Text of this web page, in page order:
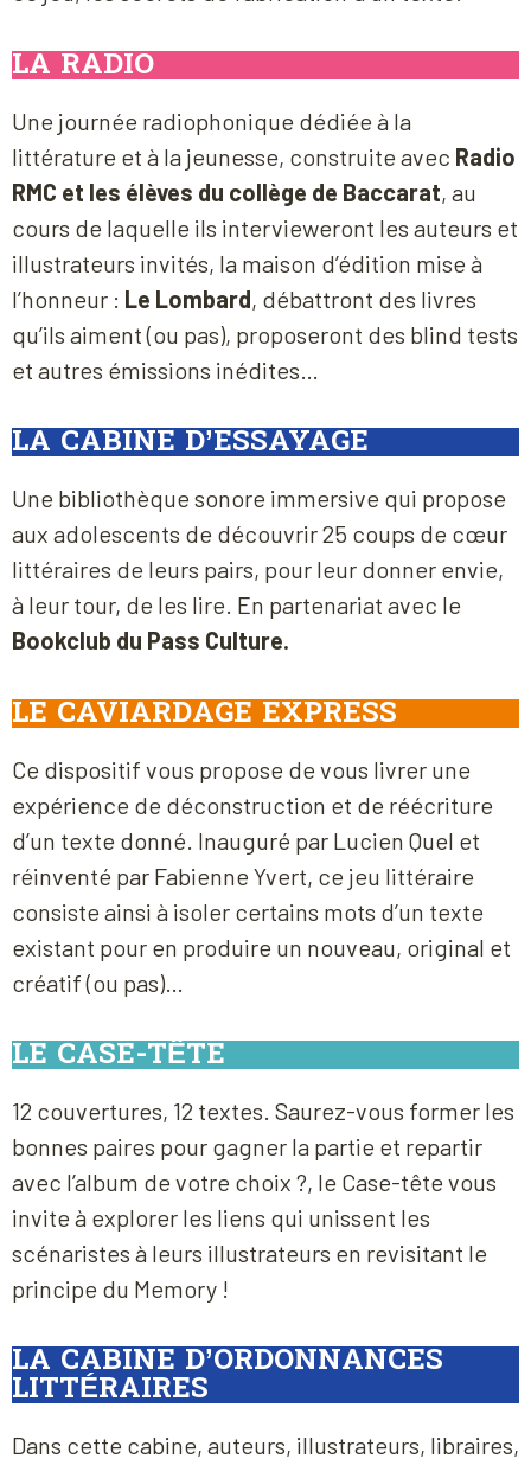
LA RADIO
Une journée radiophonique dédiée à la
littérature et à la jeunesse, construite avec Radio
RMC et les élèves du collège de Baccarat, au
cours de laquelle ils intervieweront les auteurs et
illustrateurs invités, la maison d’édition mise à
l’honneur : Le Lombard, débattront des livres
qu’ils aiment (ou pas), proposeront des blind tests
et autres émissions inédites…
LA CABINE D’ESSAYAGE
Une bibliothèque sonore immersive qui propose
aux adolescents de découvrir 25 coups de cœur
littéraires de leurs pairs, pour leur donner envie,
à leur tour, de les lire. En partenariat avec le
Bookclub du Pass Culture.
LE CAVIARDAGE EXPRESS
Ce dispositif vous propose de vous livrer une
expérience de déconstruction et de réécriture
d’un texte donné. Inauguré par Lucien Quel et
réinventé par Fabienne Yvert, ce jeu littéraire
consiste ainsi à isoler certains mots d’un texte
existant pour en produire un nouveau, original et
créatif (ou pas)…
LE CASE-TÊTE
12 couvertures, 12 textes. Saurez-vous former les
bonnes paires pour gagner la partie et repartir
avec l’album de votre choix ?, le Case-tête vous
invite à explorer les liens qui unissent les
scénaristes à leurs illustrateurs en revisitant le
principe du Memory !
LA CABINE D’ORDONNANCES
LITTÉRAIRES
Dans cette cabine, auteurs, illustrateurs, libraires,